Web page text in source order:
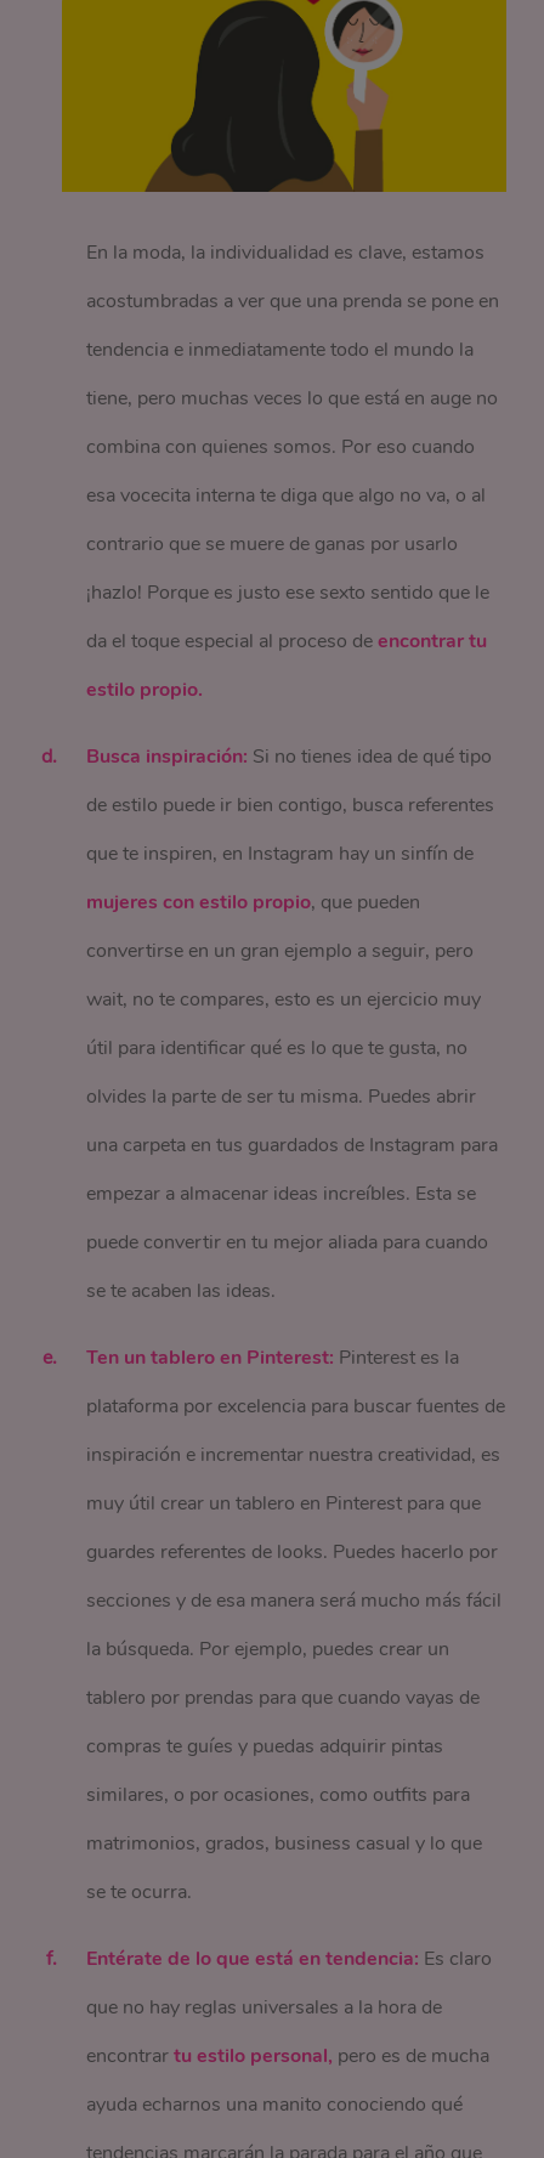
En la moda, la individualidad es clave, estamos
acostumbradas a ver que una prenda se pone en
tendencia e inmediatamente todo el mundo la
tiene, pero muchas veces lo que está en auge no
combina con quienes somos. Por eso cuando
esa vocecita interna te diga que algo no va, o al
contrario que se muere de ganas por usarlo
¡hazlo! Porque es justo ese sexto sentido que le
da el toque especial al proceso deencontrar tu
estilo propio.
Busca inspiración: Si no tienes idea de qué tipo
de estilo puede ir bien contigo, busca referentes
que te inspiren, en Instagram hay un sinfín de
mujeres con estilo propio, que pueden
convertirse en un gran ejemplo a seguir, pero
wait, no te compares, esto es un ejercicio muy
útil para identificar qué es lo que te gusta, no
olvides la parte de ser tu misma. Puedes abrir
una carpeta en tus guardados de Instagram para
empezar a almacenar ideas increíbles. Esta se
puede convertir en tu mejor aliada para cuando
se te acaben las ideas.
Ten un tablero en Pinterest: Pinterest es la
plataforma por excelencia para buscar fuentes de
inspiración e incrementar nuestra creatividad, es
muy útil crear un tablero en Pinterest para que
guardes referentes de looks. Puedes hacerlo por
secciones y de esa manera será mucho más fácil
la búsqueda. Por ejemplo, puedes crear un
tablero por prendas para que cuando vayas de
compras te guíes y puedas adquirir pintas
similares, o por ocasiones, como outfits para
matrimonios, grados, business casual y lo que
se te ocurra.
Entérate de lo que está en tendencia: Es claro
que no hay reglas universales a la hora de
encontrartu estilo personal, pero es de mucha
ayuda echarnos una manito conociendo qué